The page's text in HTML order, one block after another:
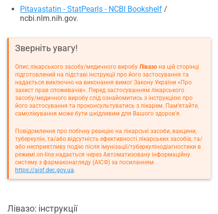
Pitavastatin - StatPearls - NCBI Bookshelf /
ncbi.nlm.nih.gov.
Зверніть увагу!
Опис лікарського засобу/медичного виробу Лівазо на цій сторінці
підготовлений на підставі інструкції про його застосування та
надається виключно на виконання вимог Закону України «Про
захист прав споживачів». Перед застосуванням лікарського
засобу/медичного виробу слід ознайомитись з інструкцією про
його застосування та проконсультуватись з лікарем. Пам’ятайте,
самолікування може бути шкідливим для Вашого здоров’я.
Повідомлення про побічну реакцію на лікарські засоби, вакцини,
туберкулін, та/або відсутність ефективності лікарських засобів, та/
або несприятливу подію після імунізації/туберкулінодіагностики в
режимі on-line надається через Автоматизовану інформаційну
систему з фармаконагляду (АІСФ) за посиланням
https://aisf.dec.gov.ua.
Лівазо: інструкції